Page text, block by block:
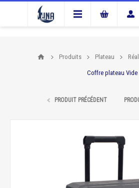
Produits Plateau
Coffre plateau Vide
PRODUIT PRÉCÉDENT